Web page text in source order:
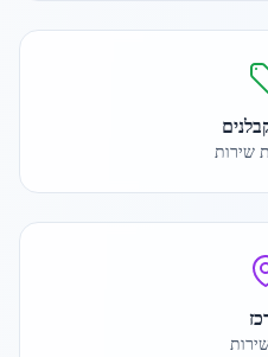
שירות